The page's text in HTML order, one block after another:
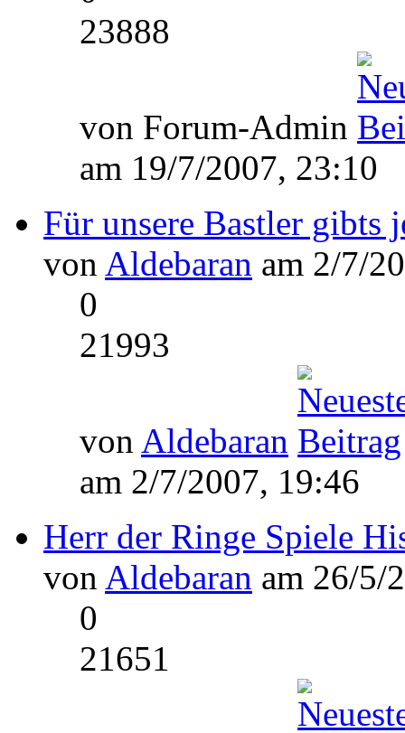
23888
von Forum-Admin
am 19/7/2007, 23:10
Für unsere Bastler gibts
von Aldebaran am 2/7/
0
21993
von Aldebaran
am 2/7/2007, 19:46
Herr der Ringe Spiele
von Aldebaran am 26/5/
0
21651